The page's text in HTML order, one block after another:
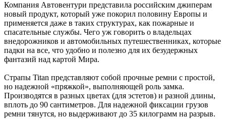
Компания Автовентури представила российским джиперам
новый продукт, который уже покорил половину Европы и
применяется даже в таких структурах, как пожарные и
спасательные службы. Чего уж говорить о владельцах
внедорожников и автомобильных путешественниках, которые
падки на все, что удобно и полезно для их безудержных
фантазий над картой Мира.
Страпы Titan представляют собой прочные ремни с простой,
но надежной «пряжкой», выполняющей роль замка.
Производятся в разных цветах (для эстетов) и разной длины,
вплоть до 90 сантиметров. Для надежной фиксации грузов
ремни тянутся, но выдерживают до 35 килограмм на разрыв.